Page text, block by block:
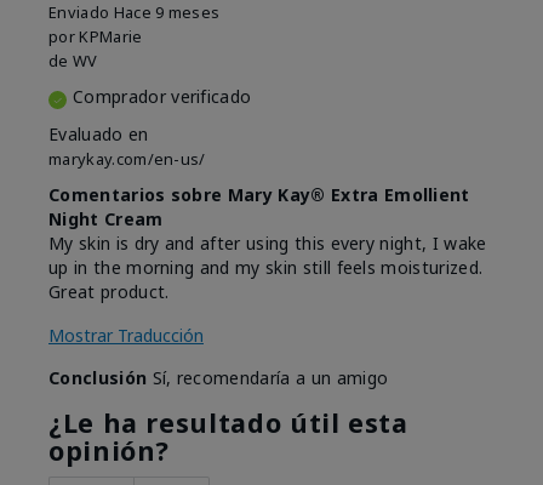
Enviado Hace 9 meses
por KPMarie
de WV
Comprador verificado
Evaluado en
marykay.com/en-us/
Comentarios sobre Mary Kay® Extra Emollient
Night Cream
My skin is dry and after using this every night, I wake
up in the morning and my skin still feels moisturized.
Great product.
Mostrar Traducción
Conclusión Sí, recomendaría a un amigo
¿Le ha resultado útil esta
opinión?